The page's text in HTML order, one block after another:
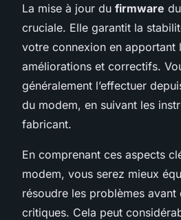
La mise à jour du firmware
cruciale. Elle garantit la
votre connexion en apportant
améliorations et correctifs.
généralement l’effectuer
du modem, en suivant les
fabricant.
En comprenant ces aspects
modem, vous serez mieux
résoudre les problèmes avant
critiques. Cela peut